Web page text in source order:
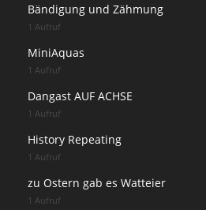
Bändigung und Zähmung
1 Aufruf
MiniAquas
1 Aufruf
Dangast AUF ACHSE
1 Aufruf
History Repeating
1 Aufruf
zu Ostern gab es Watteier
1 Aufruf